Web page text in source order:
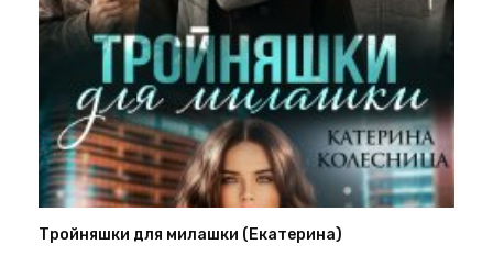
Тройняшки для милашки (Екатерина)